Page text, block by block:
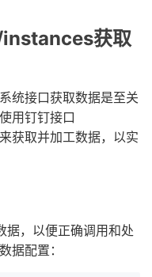
获取
统接口获取数据是至关
用钉钉接口
来获取并加工数据，以实
据，以便正确调用和处
据配置：